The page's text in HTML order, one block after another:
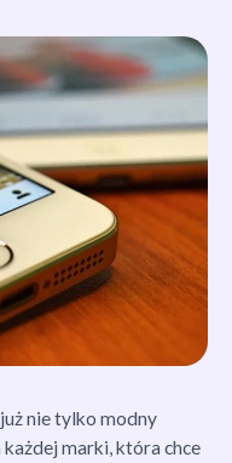
nie tylko modny
każdej marki, która chce